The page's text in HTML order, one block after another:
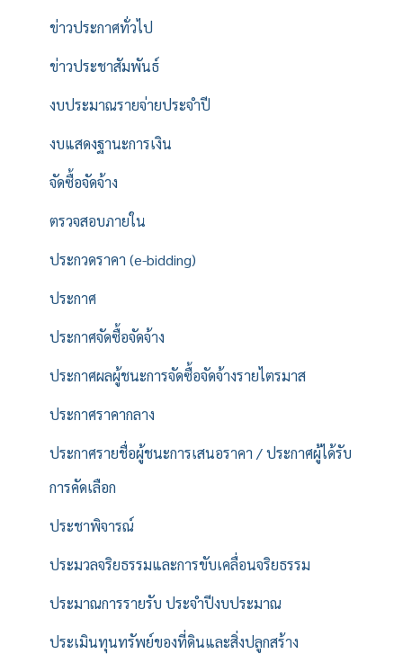
ข่าวประกาศทั่วไป
ข่าวประชาสัมพันธ์
งบประมาณรายจ่ายประจำปี
งบแสดงฐานะการเงิน
จัดซื้อจัดจ้าง
ตรวจสอบภายใน
ประกวดราคา (e-bidding)
ประกาศ
ประกาศจัดซื้อจัดจ้าง
ประกาศผลผู้ชนะการจัดซื้อจัดจ้างรายไตรมาส
ประกาศราคากลาง
ประกาศรายชื่อผู้ชนะการเสนอราคา / ประกาศผู้ได้รับ
การคัดเลือก
ประชาพิจารณ์
ประมวลจริยธรรมและการขับเคลื่อนจริยธรรม
ประมาณการรายรับ ประจำปีงบประมาณ
ประเมินทุนทรัพย์ของที่ดินและสิ่งปลูกสร้าง